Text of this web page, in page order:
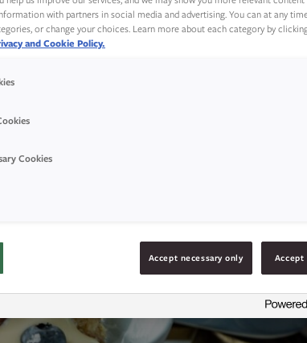
with partners in social media and advertising. You can at any
or change your choices. Learn more about each category by
and Cookie Policy.
Cookies
Accept necessary only